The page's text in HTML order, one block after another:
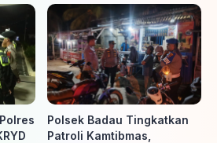
Polsek Badau Tingkatkan
Patroli Kamtibmas,